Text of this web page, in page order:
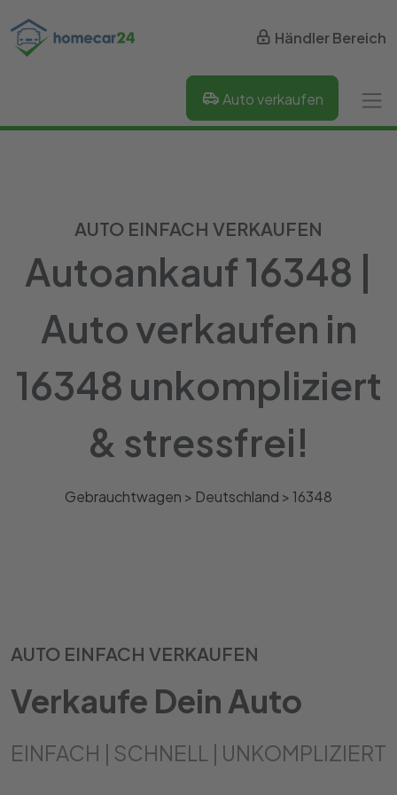
Händler Bereich
Auto verkaufen
AUTO EINFACH VERKAUFEN
Autoankauf 16348 |
Auto verkaufen in
16348 unkompliziert
& stressfrei!
Gebrauchtwagen > Deutschland >16348
AUTO EINFACH VERKAUFEN
Verkaufe Dein Auto
EINFACH | SCHNELL | UNKOMPLIZIERT